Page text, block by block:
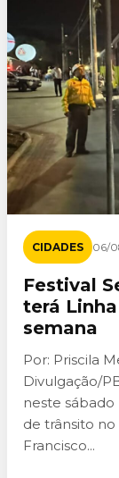
CIDADES 06/
Festival
terá
semana
Por: Priscila
Divulgação/
neste
de trânsito
Francisco...